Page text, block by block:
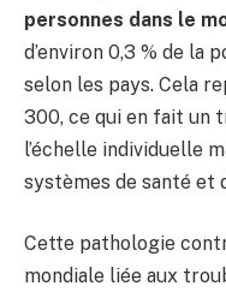
personnes dans le
d’environ 0,3 % de la
selon les pays. Cela
300, ce qui en fait un
l’échelle individuelle
systèmes de santé et
Cette pathologie
mondiale liée aux